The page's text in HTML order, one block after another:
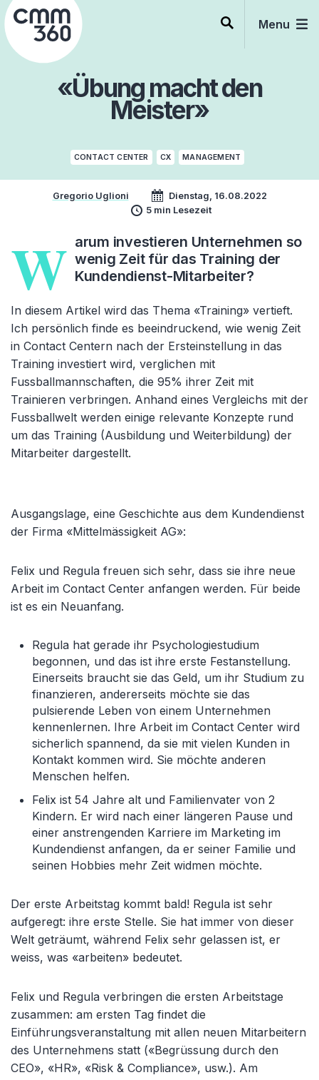
Skip
to
content
Menu
«Übung macht den
Meister»
CONTACT CENTER CX MANAGEMENT
Gregorio Uglioni
Dienstag, 16.08.2022
5 min Lesezeit
W arum investieren Unternehmen so
wenig Zeit für das Training der
Kundendienst-Mitarbeiter?
In diesem Artikel wird das Thema «Training» vertieft.
Ich persönlich finde es beeindruckend, wie wenig Zeit
in Contact Centern nach der Ersteinstellung in das
Training investiert wird, verglichen mit
Fussballmannschaften, die 95% ihrer Zeit mit
Trainieren verbringen. Anhand eines Vergleichs mit der
Fussballwelt werden einige relevante Konzepte rund
um das Training (Ausbildung und Weiterbildung) der
Mitarbeiter dargestellt.
Ausgangslage, eine Geschichte aus dem Kundendienst
der Firma «Mittelmässigkeit AG»:
Felix und Regula freuen sich sehr, dass sie ihre neue
Arbeit im Contact Center anfangen werden. Für beide
ist es ein Neuanfang.
Regula hat gerade ihr Psychologiestudium
begonnen, und das ist ihre erste Festanstellung.
Einerseits braucht sie das Geld, um ihr Studium zu
finanzieren, andererseits möchte sie das
pulsierende Leben von einem Unternehmen
kennenlernen. Ihre Arbeit im Contact Center wird
sicherlich spannend, da sie mit vielen Kunden in
Kontakt kommen wird. Sie möchte anderen
Menschen helfen.
Felix ist 54 Jahre alt und Familienvater von 2
Kindern. Er wird nach einer längeren Pause und
einer anstrengenden Karriere im Marketing im
Kundendienst anfangen, da er seiner Familie und
seinen Hobbies mehr Zeit widmen möchte.
Der erste Arbeitstag kommt bald! Regula ist sehr
aufgeregt: ihre erste Stelle. Sie hat immer von dieser
Welt geträumt, während Felix sehr gelassen ist, er
weiss, was «arbeiten» bedeutet.
Felix und Regula verbringen die ersten Arbeitstage
zusammen: am ersten Tag findet die
Einführungsveranstaltung mit allen neuen Mitarbeitern
des Unternehmens statt («Begrüssung durch den
CEO», «HR», «Risk & Compliance», usw.). Am